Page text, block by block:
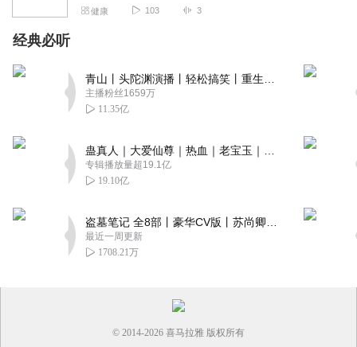
健康 103 3
经典必听
主播粉丝1659万
11.35亿
专辑播放量超19.1亿
19.10亿
最近一周更新
1708.21万
© 2014-2026 喜马拉雅 版权所有